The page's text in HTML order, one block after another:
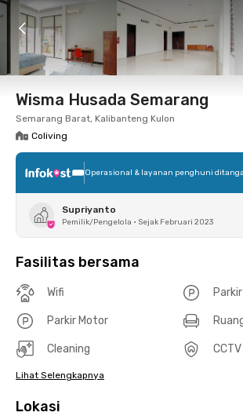
10 Agt 26 - Belum tahu
Foto Fasilitas bersama Lokasi
Wisma Husada Semarang
Semarang Barat, Kalibanteng Kulon
Coliving
Operasional & layanan penghuni
Supriyanto
Pemilik/Pengelola • Sejak Februari 2023
Fasilitas bersama
Wifi Parkir
Parkir Motor
Cleaning CCTV
Lihat Selengkapnya
Lokasi